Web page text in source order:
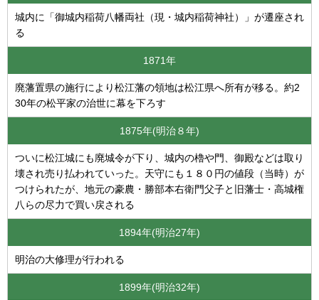
城内に「御城内稲荷八幡両社（現・城内稲荷神社）」が遷座され
る
1871年
廃藩置県の施行により松江藩の領地は松江県へ所有が移る。約2
30年の松平家の治世に幕を下ろす
1875年(明治８年)
ついに松江城にも廃城令が下り、城内の櫓や門、御殿などは取り
壊され売り払われていった。天守にも１８０円の値段（当時）が
つけられたが、地元の豪農・勝部本右衛門父子と旧藩士・高城権
八らの尽力で買い戻される
1894年(明治27年)
明治の大修理が行われる
1899年(明治32年)